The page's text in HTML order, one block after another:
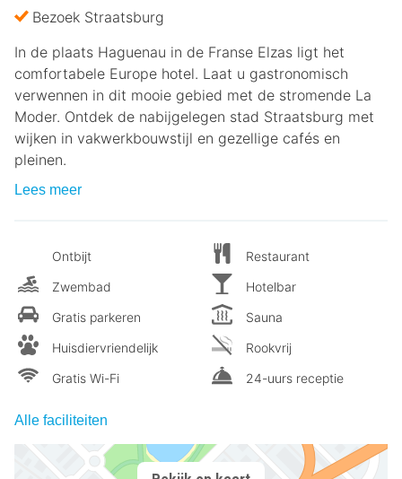
Bezoek Straatsburg
In de plaats Haguenau in de Franse Elzas ligt het
comfortabele Europe hotel. Laat u gastronomisch
verwennen in dit mooie gebied met de stromende La
Moder. Ontdek de nabijgelegen stad Straatsburg met
wijken in vakwerkbouwstijl en gezellige cafés en
pleinen.
Lees meer
Ontbijt
Zwembad
Gratis parkeren
Huisdiervriendelijk
Gratis Wi-Fi
Restaurant
Hotelbar
Sauna
Rookvrij
24-uurs receptie
Alle faciliteiten